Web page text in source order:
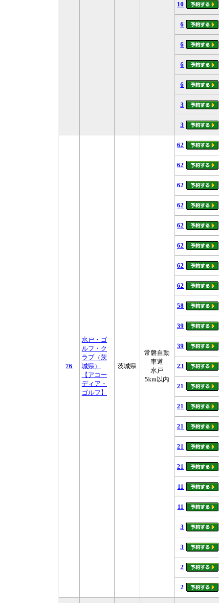
10
6
6
6
6
3
3
76
水戸・ゴ
ルフ・ク
ラブ（茨
城県）
【アコー
ディア・
ゴルフ】
茨城県
常磐自動
車道
水戸
5km以内
62
62
62
62
62
62
62
62
58
39
39
23
21
21
21
21
21
11
11
3
3
2
2